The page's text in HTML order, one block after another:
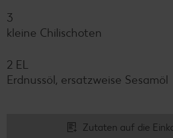
3
kleine Chilischoten
2 EL
Erdnussöl, ersatzweise Sesamöl
Zutaten auf die